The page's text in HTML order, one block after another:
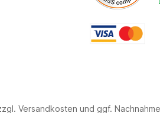
Versandkosten und ggf.